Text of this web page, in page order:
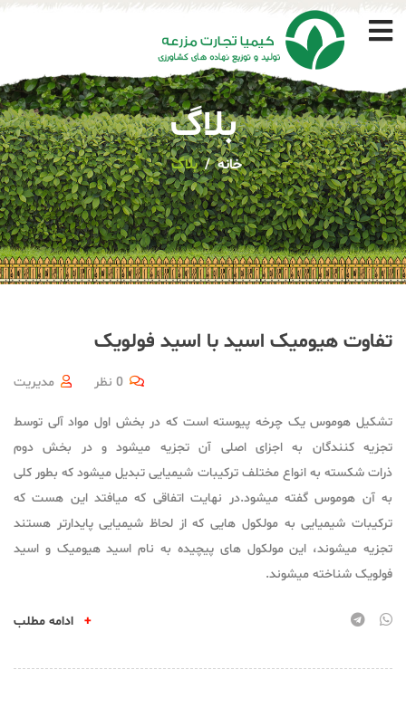
بلاگ
خانه بلاگ
تفاوت هیومیک اسید با اسید فولویک
مدیریت 0 نظر
تشکیل هوموس یک چرخه پیوسته است که در بخش اول مواد آلی توسط
تجزیه کنندگان به اجزای اصلی آن تجزیه میشود و در بخش دوم
ذرات شکسته به انواع مختلف ترکیبات شیمیایی تبدیل میشود که بطور کلی
به آن هوموس گفته میشود.در نهایت اتفاقی که میافتد این هست که
ترکیبات شیمیایی به مولکول هایی که از لحاظ شیمیایی پایدارتر هستند
تجزیه میشوند، این مولکول های پیچیده به نام اسید هیومیک و اسید
فولویک شناخته میشوند.
+